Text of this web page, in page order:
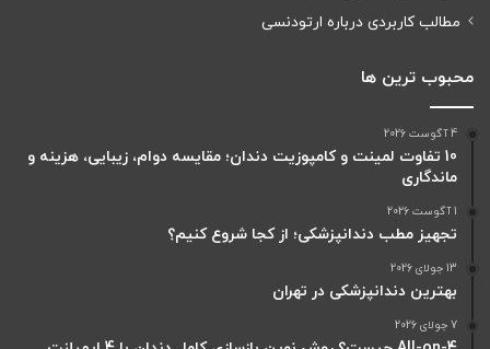
مطالب کاربردی درباره ارتودنسی
محبوب ترین ها
4 آگوست 2026
10 تفاوت لمینت و کامپوزیت دندان؛ مقایسه دوام، زیبایی، هزینه و
ماندگاری
1 آگوست 2026
تجهیز مطب دندانپزشکی؛ از کجا شروع کنیم؟
13 جولای 2026
بهترین دندانپزشکی در تهران
7 جولای 2026